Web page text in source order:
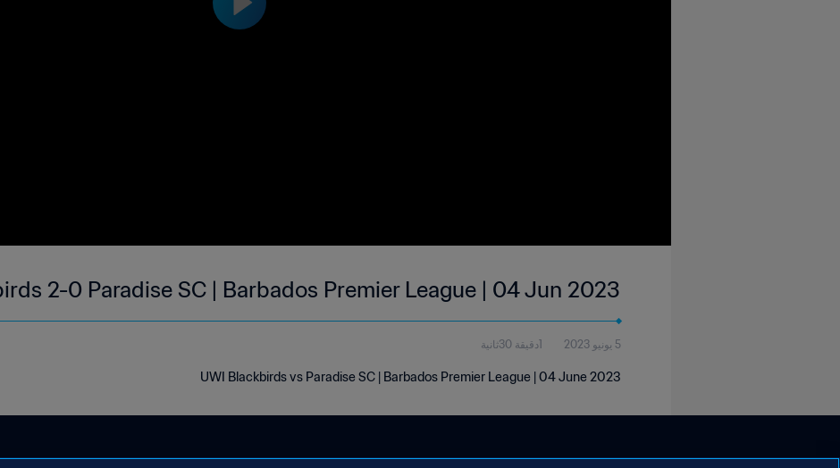
2-0 Paradise SC | Barbados Premier League | 04 Jun 2023
5 يونيو 2023 1دقيقة 30ثانية
UWI Blackbirds vs Paradise SC | Barbados Premier League | 04 June 2023